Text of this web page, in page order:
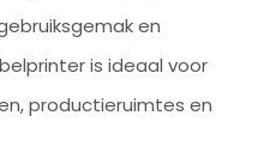
en
is ideaal voor
productieruimtes en